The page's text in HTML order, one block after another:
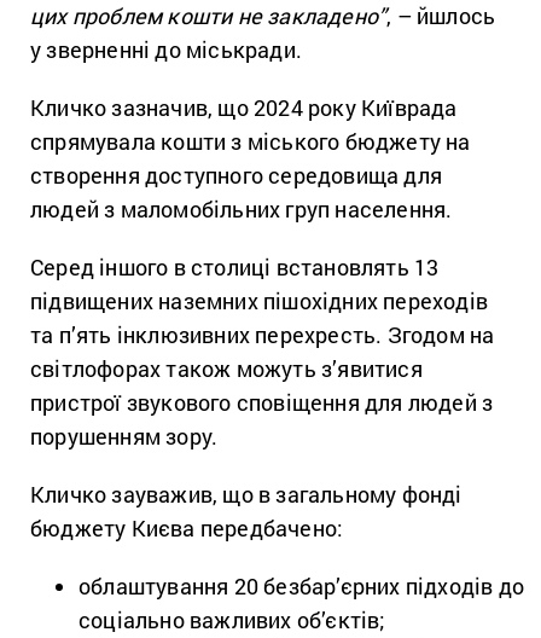
цих проблем кошти не закладено”, – йшлось
у зверненні до міськради.
Кличко зазначив, що 2024 року Київрада
спрямувала кошти з міського бюджету на
створення доступного середовища для
людей з маломобільних груп населення.
Серед іншого в столиці встановлять 13
підвищених наземних пішохідних переходів
та п’ять інклюзивних перехресть. Згодом на
світлофорах також можуть з’явитися
пристрої звукового сповіщення для людей з
порушенням зору.
Кличко зауважив, що в загальному фонді
бюджету Києва передбачено:
облаштування 20 безбар’єрних підходів до
соціально важливих об’єктів;